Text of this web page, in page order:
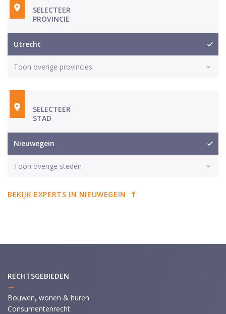
SELECTEER
PROVINCIE
Utrecht
Toon overige provincies
SELECTEER
STAD
Nieuwegein
Toon overige steden
BEKIJK EXPERTS IN NIEUWEGEIN
RECHTSGEBIEDEN
Bouwen, wonen & huren
Consumentenrecht